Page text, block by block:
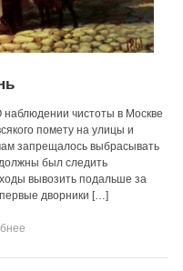
чистоты в Москве
помету на улицы и
запрещалось выбрасывать
был следить
вывозить подальше за
дворники […]